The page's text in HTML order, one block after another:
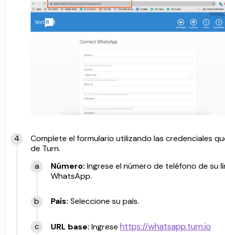
Complete el formulario utilizando las credenciales
de Turn.
Número: Ingrese el número de teléfono de su
WhatsApp.
País: Seleccione su país.
URL base: Ingrese https://whatsapp.turn.io